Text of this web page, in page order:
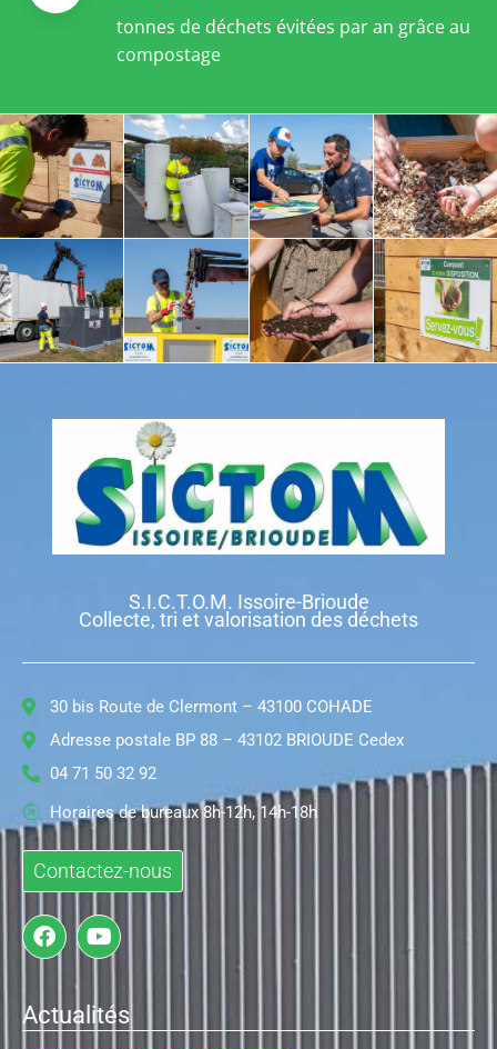
tonnes de déchets évitées par an grâce au
compostage
S.I.C.T.O.M. Issoire-Brioude
Collecte, tri et valorisation des déchets
30 bis Route de Clermont – 43100 COHADE
Adresse postale BP 88 – 43102 BRIOUDE Cedex
04 71 50 32 92
Horaires de bureaux 8h-12h, 14h-18h
Contactez-nous
Actualités